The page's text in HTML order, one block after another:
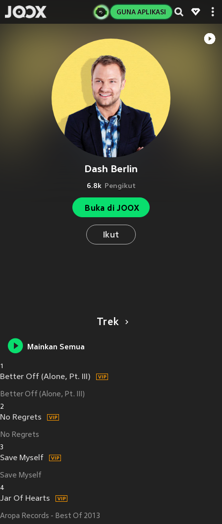
GUNA APLIKASI
Dash Berlin
6.8k Pengikut
Buka di JOOX
Ikut
Trek
Mainkan Semua
1
Better Off (Alone, Pt. III)
Better Off (Alone, Pt. III)
2
No Regrets
No Regrets
3
Save Myself
Save Myself
4
Jar Of Hearts
Aropa Records - Best Of 2013